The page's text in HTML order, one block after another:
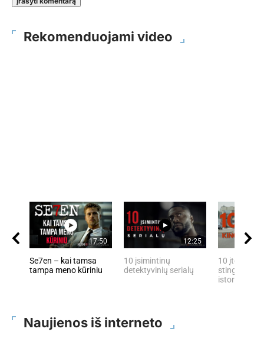
Rekomenduojami video
17:50
Se7en – kai tamsa
tampa meno kūriniu
12:25
10 įsimintinų
detektyvinių serialų
10 įtemptų,
stingdančių
istorijų
Naujienos iš interneto